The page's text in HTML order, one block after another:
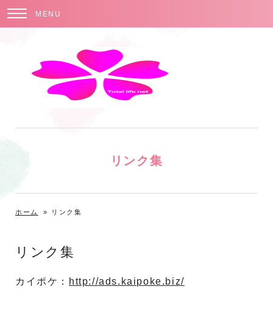
MENU
リンク集
ホーム » リンク集
リンク集
カイポケ： http://ads.kaipoke.biz/